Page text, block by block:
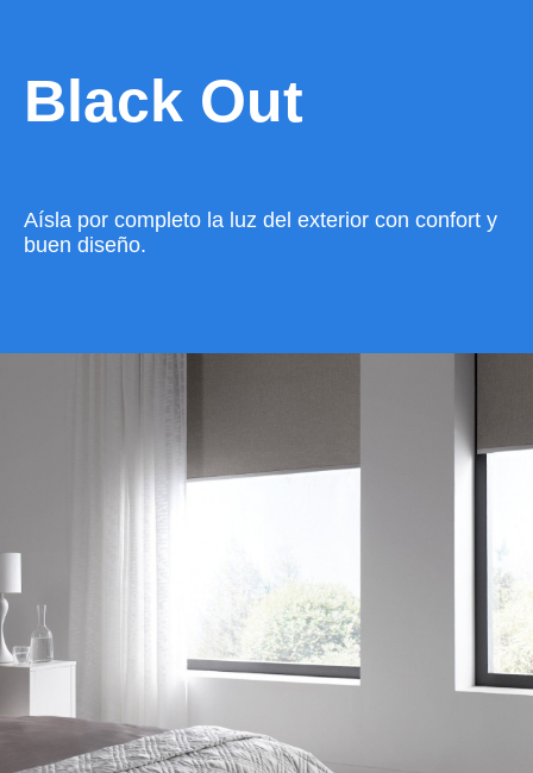
Black Out
Aísla por completo la luz del exterior con confort y
buen diseño.
VER CATÁLOGO